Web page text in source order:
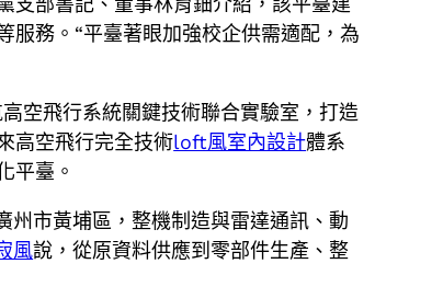
服務。“平臺著眼加強校企供需適配，為
空飛行系統關鍵技術聯合實驗室，打造
高空飛行完全技術loft風室內設計體系
平臺。
州市黃埔區，整機制造與雷達通訊、動
風說，從原資料供應到零部件生產、整